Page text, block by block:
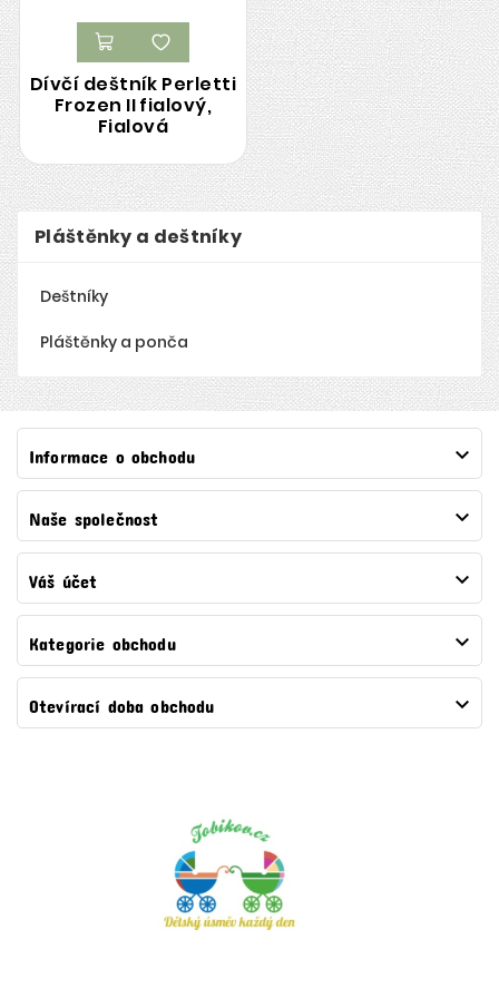
Dívčí deštník Perletti
Frozen II fialový,
Fialová
Pláštěnky a deštníky
Deštníky
Pláštěnky a ponča
Informace o obchodu 
Naše společnost 
Váš účet 
Kategorie obchodu 
Otevírací doba obchodu 